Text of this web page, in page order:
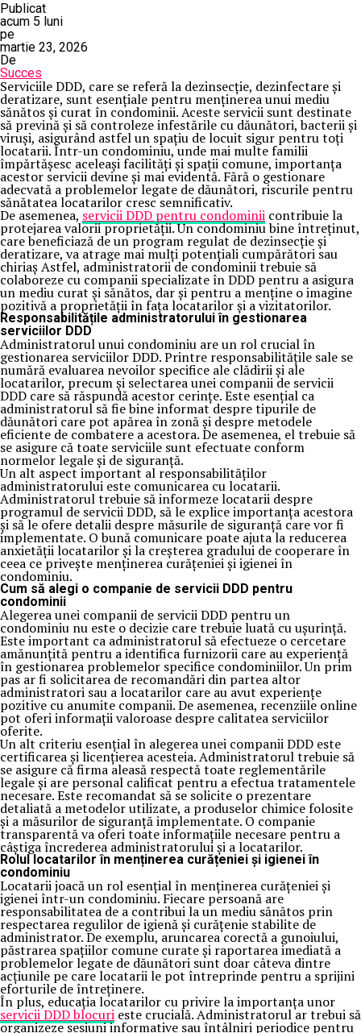
Publicat
acum 5 luni
pe
martie 23, 2026
De
Succes
Serviciile DDD, care se referă la dezinsecție, dezinfectare și
deratizare, sunt esențiale pentru menținerea unui mediu
sănătos și curat în condominii. Aceste servicii sunt destinate
să prevină și să controleze infestările cu dăunători, bacterii și
viruși, asigurând astfel un spațiu de locuit sigur pentru toți
locatarii. Într-un condominiu, unde mai multe familii
împărtășesc aceleași facilități și spații comune, importanța
acestor servicii devine și mai evidentă. Fără o gestionare
adecvată a problemelor legate de dăunători, riscurile pentru
sănătatea locatarilor cresc semnificativ.
De asemenea, servicii DDD pentru condominii contribuie la
protejarea valorii proprietății. Un condominiu bine întreținut,
care beneficiază de un program regulat de dezinsecție și
deratizare, va atrage mai mulți potențiali cumpărători sau
chiriaș Astfel, administratorii de condominii trebuie să
colaboreze cu companii specializate în DDD pentru a asigura
un mediu curat și sănătos, dar și pentru a menține o imagine
pozitivă a proprietății în fața locatarilor și a vizitatorilor.
Responsabilitățile administratorului în gestionarea
serviciilor DDD
Administratorul unui condominiu are un rol crucial în
gestionarea serviciilor DDD. Printre responsabilitățile sale se
numără evaluarea nevoilor specifice ale clădirii și ale
locatarilor, precum și selectarea unei companii de servicii
DDD care să răspundă acestor cerințe. Este esențial ca
administratorul să fie bine informat despre tipurile de
dăunători care pot apărea în zonă și despre metodele
eficiente de combatere a acestora. De asemenea, el trebuie să
se asigure că toate serviciile sunt efectuate conform
normelor legale și de siguranță.
Un alt aspect important al responsabilităților
administratorului este comunicarea cu locatarii.
Administratorul trebuie să informeze locatarii despre
programul de servicii DDD, să le explice importanța acestora
și să le ofere detalii despre măsurile de siguranță care vor fi
implementate. O bună comunicare poate ajuta la reducerea
anxietății locatarilor și la creșterea gradului de cooperare în
ceea ce privește menținerea curățeniei și igienei în
condominiu.
Cum să alegi o companie de servicii DDD pentru
condominii
Alegerea unei companii de servicii DDD pentru un
condominiu nu este o decizie care trebuie luată cu ușurință.
Este important ca administratorul să efectueze o cercetare
amănunțită pentru a identifica furnizorii care au experiență
în gestionarea problemelor specifice condominiilor. Un prim
pas ar fi solicitarea de recomandări din partea altor
administratori sau a locatarilor care au avut experiențe
pozitive cu anumite companii. De asemenea, recenziile online
pot oferi informații valoroase despre calitatea serviciilor
oferite.
Un alt criteriu esențial în alegerea unei companii DDD este
certificarea și licențierea acesteia. Administratorul trebuie să
se asigure că firma aleasă respectă toate reglementările
legale și are personal calificat pentru a efectua tratamentele
necesare. Este recomandat să se solicite o prezentare
detaliată a metodelor utilizate, a produselor chimice folosite
și a măsurilor de siguranță implementate. O companie
transparentă va oferi toate informațiile necesare pentru a
câștiga încrederea administratorului și a locatarilor.
Rolul locatarilor în menținerea curățeniei și igienei în
condominiu
Locatarii joacă un rol esențial în menținerea curățeniei și
igienei într-un condominiu. Fiecare persoană are
responsabilitatea de a contribui la un mediu sănătos prin
respectarea regulilor de igienă și curățenie stabilite de
administrator. De exemplu, aruncarea corectă a gunoiului,
păstrarea spațiilor comune curate și raportarea imediată a
problemelor legate de dăunători sunt doar câteva dintre
acțiunile pe care locatarii le pot întreprinde pentru a sprijini
eforturile de întreținere.
În plus, educația locatarilor cu privire la importanța unor
servicii DDD blocuri este crucială. Administratorul ar trebui să
organizeze sesiuni informative sau întâlniri periodice pentru